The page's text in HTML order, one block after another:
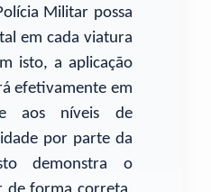
Militar possa
em cada viatura
isto, a aplicação
efetivamente em
aos níveis de
por parte da
demonstra o